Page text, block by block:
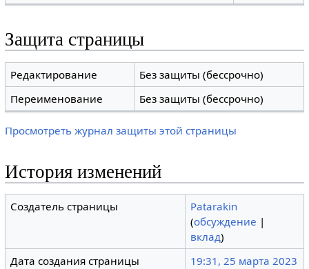
Защита страницы
Редактирование
Без защиты (бессрочно)
Переименование
Без защиты (бессрочно)
Просмотреть журнал защиты этой страницы
История изменений
Создатель страницы
Patarakin
(обсуждение |
вклад)
Дата создания страницы
19:31, 25 марта 2023